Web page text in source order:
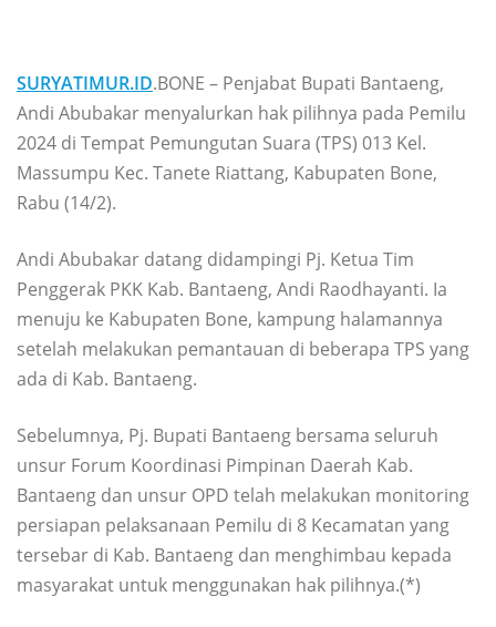
SURYATIMUR.ID.BONE – Penjabat Bupati Bantaeng,
Andi Abubakar menyalurkan hak pilihnya pada Pemilu
2024 di Tempat Pemungutan Suara (TPS) 013 Kel.
Massumpu Kec. Tanete Riattang, Kabupaten Bone,
Rabu (14/2).
Andi Abubakar datang didampingi Pj. Ketua Tim
Penggerak PKK Kab. Bantaeng, Andi Raodhayanti. Ia
menuju ke Kabupaten Bone, kampung halamannya
setelah melakukan pemantauan di beberapa TPS yang
ada di Kab. Bantaeng.
Sebelumnya, Pj. Bupati Bantaeng bersama seluruh
unsur Forum Koordinasi Pimpinan Daerah Kab.
Bantaeng dan unsur OPD telah melakukan monitoring
persiapan pelaksanaan Pemilu di 8 Kecamatan yang
tersebar di Kab. Bantaeng dan menghimbau kepada
masyarakat untuk menggunakan hak pilihnya.(*)